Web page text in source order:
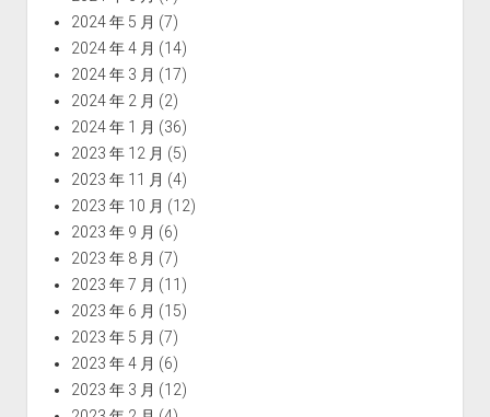
2024 年 5 月 (7)
2024 年 4 月 (14)
2024 年 3 月 (17)
2024 年 2 月 (2)
2024 年 1 月 (36)
2023 年 12 月 (5)
2023 年 11 月 (4)
2023 年 10 月 (12)
2023 年 9 月 (6)
2023 年 8 月 (7)
2023 年 7 月 (11)
2023 年 6 月 (15)
2023 年 5 月 (7)
2023 年 4 月 (6)
2023 年 3 月 (12)